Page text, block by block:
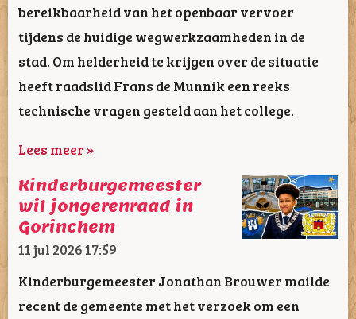
bereikbaarheid van het openbaar vervoer
tijdens de huidige wegwerkzaamheden in de
stad. Om helderheid te krijgen over de situatie
heeft raadslid Frans de Munnik een reeks
technische vragen gesteld aan het college.
Lees meer »
Kinderburgemeester
wil jongerenraad in
Gorinchem
11 jul 202617:59
Kinderburgemeester Jonathan Brouwer mailde
recent de gemeente met het verzoek om een